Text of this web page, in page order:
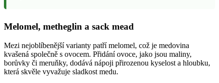
Melomel, metheglin a sack mead
Mezi nejoblíbenější varianty patří melomel, což je medovina
kvašená společně s ovocem. Přidání ovoce, jako jsou maliny,
borůvky či meruňky, dodává nápoji přirozenou kyselost a hloubku,
která skvěle vyvažuje sladkost medu.